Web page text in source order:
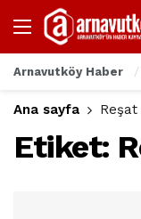
Arnavutköy Haber
Ana sayfa
Etiket: